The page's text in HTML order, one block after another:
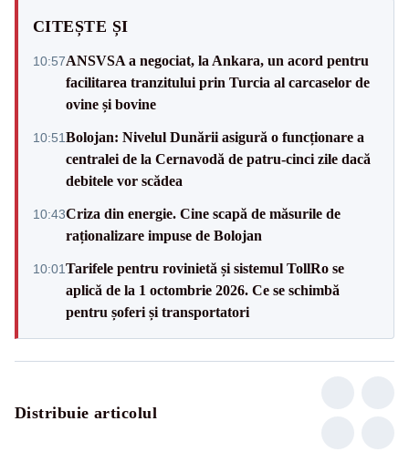
CITEȘTE ȘI
10:57ANSVSA a negociat, la Ankara, un acord pentru
facilitarea tranzitului prin Turcia al carcaselor de
ovine și bovine
10:51Bolojan: Nivelul Dunării asigură o funcționare a
centralei de la Cernavodă de patru-cinci zile dacă
debitele vor scădea
10:43Criza din energie. Cine scapă de măsurile de
raționalizare impuse de Bolojan
10:01Tarifele pentru rovinietă și sistemul TollRo se
aplică de la 1 octombrie 2026. Ce se schimbă
pentru șoferi și transportatori
Distribuie articolul